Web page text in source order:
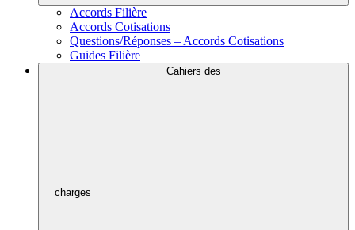
Accords Filière
Accords Cotisations
Questions/Réponses – Accords Cotisations
Guides Filière
Cahiers des
charges